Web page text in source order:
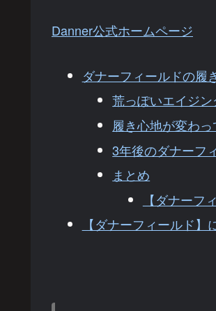
Danner公式ホームページ
ダナーフィールドの履
荒っぽいエイジン
履き心地が変わ
3年後のダナーフ
まとめ
【ダナーフ
【ダナーフィールド